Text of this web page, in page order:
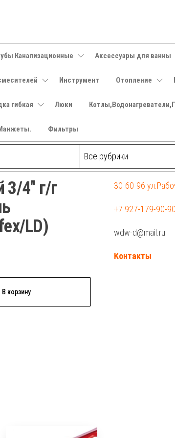
Канализационные Аксессуары для ванны
Инструмент Отопление
гибкая Люки
Фильтры
4″ г/г
LD)
В корзину
30-60-96
+7 927-179-90-
wdw-d@mail.ru
Контакты